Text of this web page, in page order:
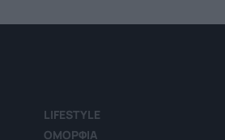
LIFESTYLE
ΟΜΟΡΦΙΑ